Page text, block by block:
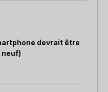
devrait être
neuf)